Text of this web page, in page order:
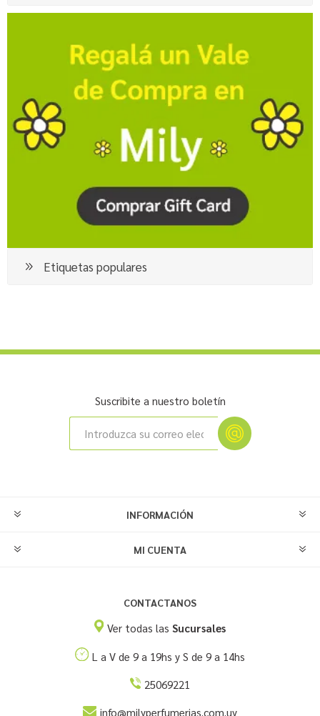
Etiquetas populares
Suscribite a nuestro boletín
INFORMACIÓN
MI CUENTA
CONTACTANOS
Ver todas lasSucursales
L a V de 9 a 19hs y S de 9 a 14hs
25069221
info@milyperfumerias.com.uy